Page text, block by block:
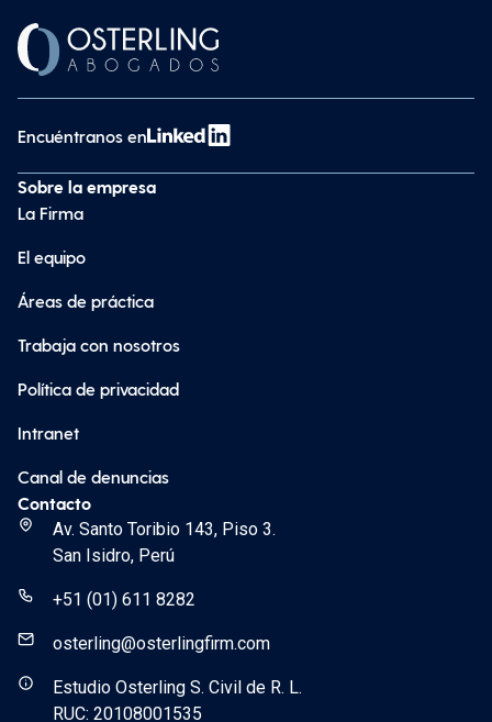
Encuéntranos en
Sobre la empresa
La Firma
El equipo
Áreas de práctica
Trabaja con nosotros
Política de privacidad
Intranet
Canal de denuncias
Contacto
Av. Santo Toribio 143, Piso 3.
San Isidro, Perú
+51 (01) 611 8282
osterling@osterlingfirm.com
Estudio Osterling S. Civil de R. L.
RUC: 20108001535